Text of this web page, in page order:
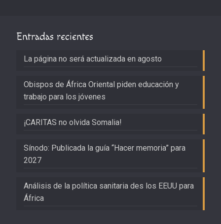
Entradas recientes
La página no será actualizada en agosto
Obispos de África Oriental piden educación y
trabajo para los jóvenes
¡CARITAS no olvida Somalia!
Sínodo: Publicada la guía “Hacer memoria” para
2027
Análisis de la política sanitaria des los EEUU para
África